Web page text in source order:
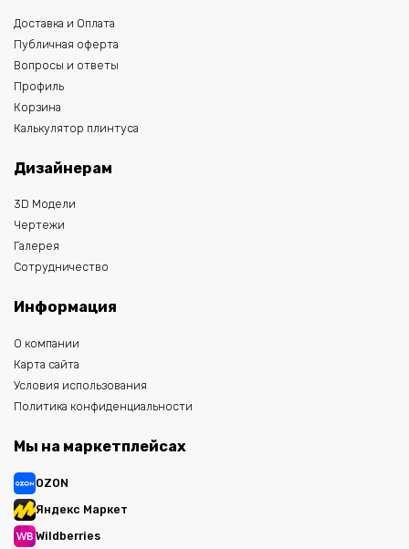
Доставка и Оплата
Публичная оферта
Вопросы и ответы
Профиль
Корзина
Калькулятор плинтуса
Дизайнерам
3D Модели
Чертежи
Галерея
Сотрудничество
Информация
О компании
Карта сайта
Условия использования
Политика конфиденциальности
Мы на маркетплейсах
OZON
Яндекс Маркет
Wildberries